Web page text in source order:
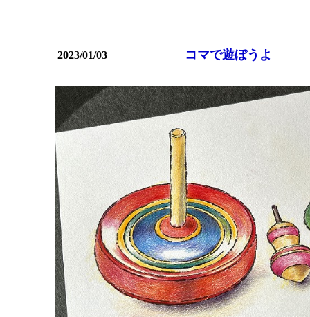
2023/01/03 コマで遊ぼうよ